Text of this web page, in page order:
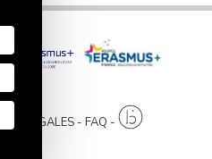
LÉGALES FAQ